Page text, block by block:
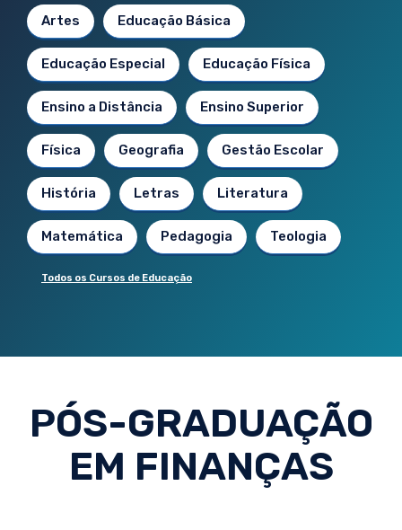
Artes Educação Básica
Educação Especial Educação Física
Ensino a Distância Ensino Superior
Física Geografia Gestão Escolar
História Letras Literatura
Matemática Pedagogia Teologia
Todos os Cursos de Educação
PÓS-GRADUAÇÃO
EM FINANÇAS